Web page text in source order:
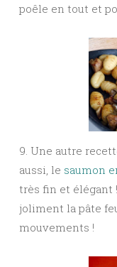
poêle en tout et
9. Une autre
aussi, le saumon
très fin et élégant
joliment la pâte
mouvements !